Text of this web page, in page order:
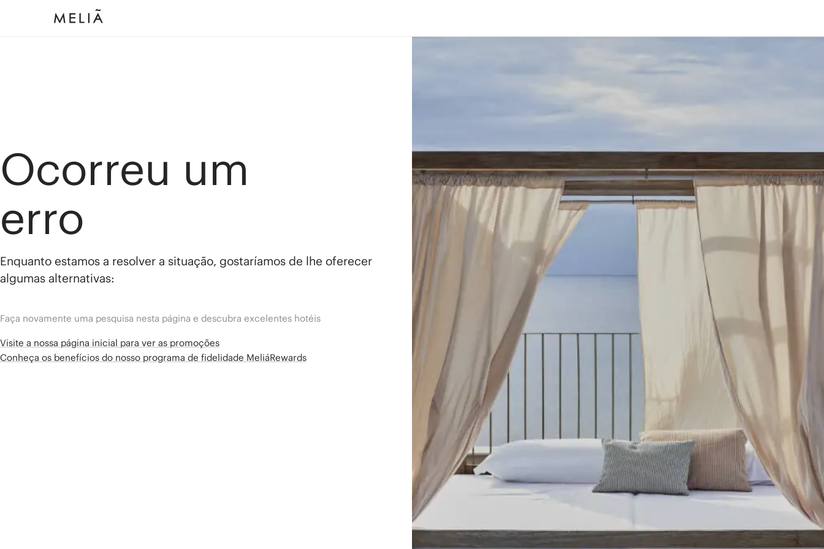
Ocorreu um
erro
Enquanto estamos a resolver a situação, gostaríamos de lhe oferecer
algumas alternativas:
Faça novamente uma pesquisa nesta página e descubra excelentes hotéis
Visite a nossa página inicial para ver as promoções
Conheça os benefícios do nosso programa de fidelidade MeliáRewards